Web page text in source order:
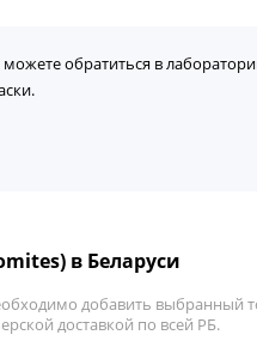
обратиться в
в Беларуси
добавить выбранный
доставкой по всей РБ.